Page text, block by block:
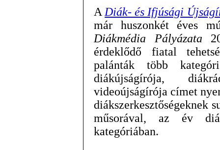
A Diák- és Ifjúsági
már huszonkét éves
Diákmédia Pályázata
érdeklődő fiatal
palánták több
diákújságírója,
videoújságírója címet
diákszerkesztőségeknek
műsorával, az év
kategóriában.